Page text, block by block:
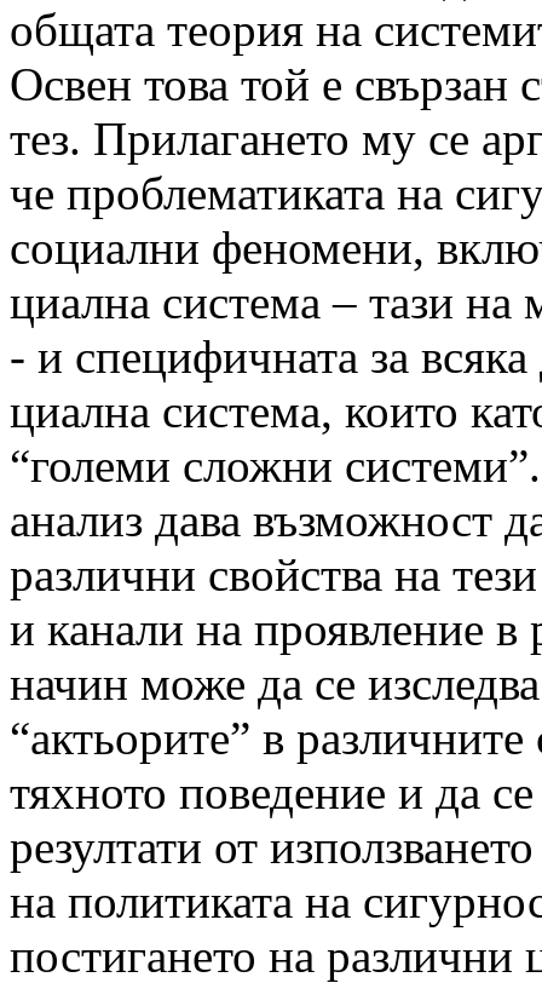
общата теория на
Освен това той е свързан
тез. Прилагането му се
че проблематиката на
социални феномени,
циална система – тази
- и специфичната за
циална система, които
“големи сложни
анализ дава възможност
различни свойства на
и канали на проявление
начин може да се
“актьорите” в
тяхното поведение и да
резултати от
на политиката на
постигането на различни